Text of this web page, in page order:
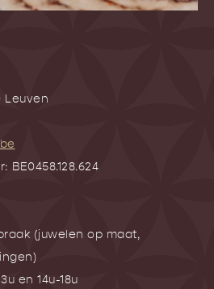
Leuven
BE0458.128.624
(juwelen op maat,
en 14u-18u